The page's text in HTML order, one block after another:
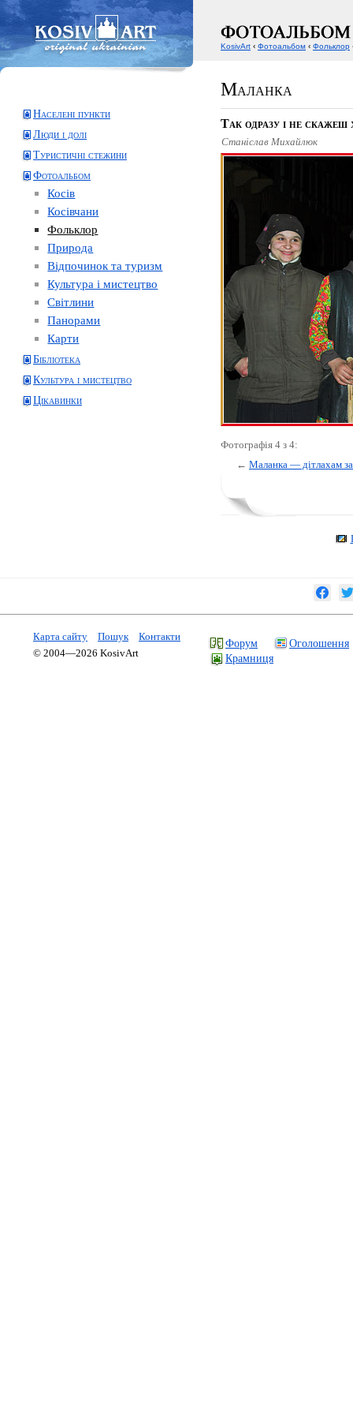
Маланка
Населені пункти
Люди і долі
Туристичні стежини
Фотоальбом
Косів
Косівчани
Фольклор
Природа
Відпочинок та туризм
Культура і мистецтво
Світлини
Панорами
Карти
Бібліотека
Культура і мистецтво
Цікавинки
Так одразу і не
Станіслав Михайлюк
Фотографія 4 з 4:
← Маланка — дітлахам
KosivArt ‹ Фотоальбом ‹ Фольклор
Карта сайту Пошук
Контакти
© 2004—2026 KosivArt
Форум
Оголошення
Крамниця